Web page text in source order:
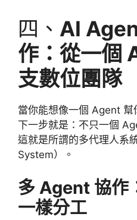
四、 AI
作：從一個
支數位團隊
當你能想像一個 Agent 幫
下一步就是：不只一個
這就是所謂的多代理人系
System）。
多 Agent 協作
一樣分工